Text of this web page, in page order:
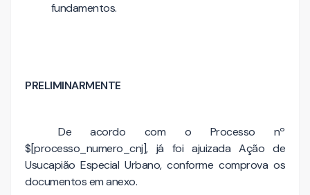
fundamentos.
PRELIMINARMENTE
De acordo com o Processo nº
$[processo_numero_cnj], já foi ajuizada Ação de
Usucapião Especial Urbano, conforme comprova os
documentos em anexo.